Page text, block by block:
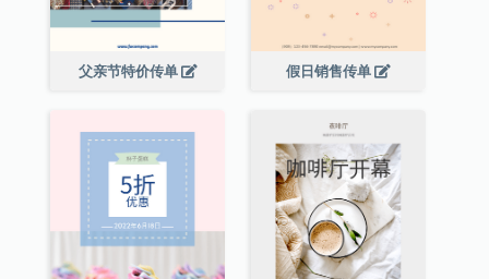
父亲节特价传单 假日销售传单